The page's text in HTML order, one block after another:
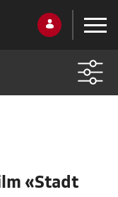
«Stadt